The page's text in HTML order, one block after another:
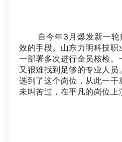
自今年3月爆发新一轮疫
效的手段。山东力明科技
一部署多次进行全员核检
又很难找到足够的专业人
选到了这个岗位，从此一
未叫苦过，在平凡的岗位上